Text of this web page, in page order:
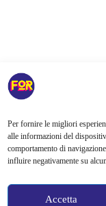
Per fornire le migliori
alle informazioni del
comportamento di
influire negativamente su
Accetta